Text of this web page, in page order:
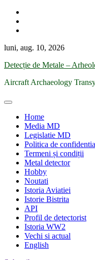
Skip
content
luni, aug. 10, 2026
Detecție de Metale –
Aircraft Archaeology
Home
Media MD
Legislatie MD
Politica de
Termeni și condiții
Metal detector
Hobby
Noutati
Istoria Aviatiei
Istorie Bistrita
API
Profil de detectorist
Istoria WW2
Vechi si actual
English